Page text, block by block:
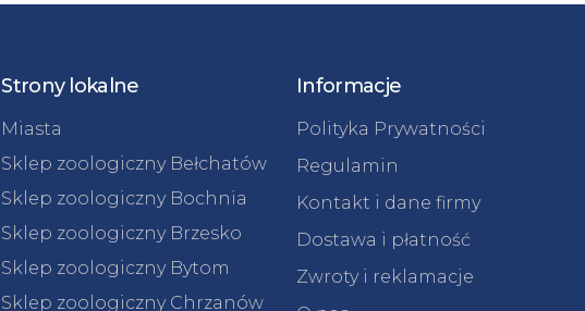
Strony lokalne
Miasta
Sklep zoologiczny Bełchatów
Sklep zoologiczny Bochnia
Sklep zoologiczny Brzesko
Sklep zoologiczny Bytom
Sklep zoologiczny Chrzanów
Informacje
Polityka Prywatności
Regulamin
Kontakt i dane firmy
Dostawa i płatność
Zwroty i reklamacje